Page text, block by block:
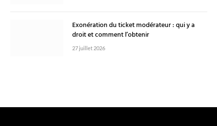
Exonération du ticket modérateur : qui y a
droit et comment l’obtenir
27 juillet 2026